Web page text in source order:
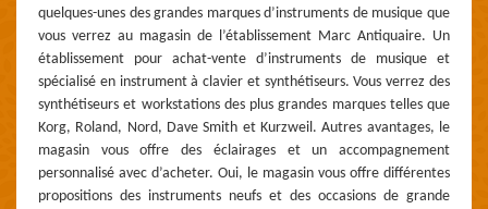
quelques-unes des grandes marques d’instruments de musique que
vous verrez au magasin de l’établissement Marc Antiquaire. Un
établissement pour achat-vente d’instruments de musique et
spécialisé en instrument à clavier et synthétiseurs. Vous verrez des
synthétiseurs et workstations des plus grandes marques telles que
Korg, Roland, Nord, Dave Smith et Kurzweil. Autres avantages, le
magasin vous offre des éclairages et un accompagnement
personnalisé avec d’acheter. Oui, le magasin vous offre différentes
propositions des instruments neufs et des occasions de grande